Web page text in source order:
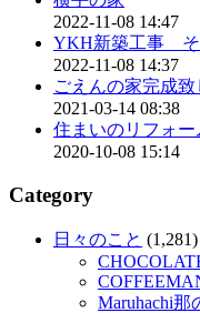
2022-11-08 14:47
YKH新築工事 そ
2022-11-08 14:37
ごえんの家完成致
2021-03-14 08:38
住まいのリフォ
2020-10-08 15:14
Category
日々のこと (1,281)
Maruhachi那